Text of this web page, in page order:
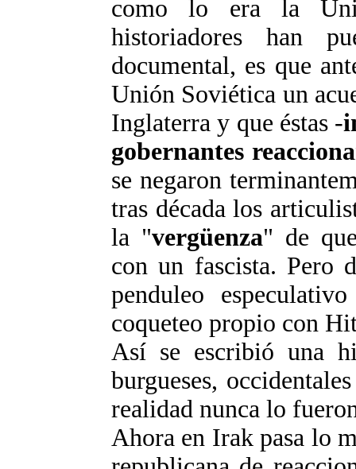
como lo era la
historiadores han
documental, es que
Unión Soviética un
Inglaterra y que éstas -
gobernantes
se negaron
tras década los
la "vergüenza" de
con un fascista. Pero
penduleo
coqueteo propio con
Así se escribió una
burgueses,
realidad nunca lo
Ahora en Irak pasa lo